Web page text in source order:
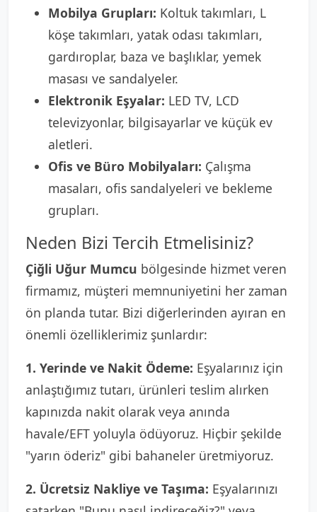
Mobilya Grupları: Koltuk takımları, L
köşe takımları, yatak odası takımları,
gardıroplar, baza ve başlıklar, yemek
masası ve sandalyeler.
Elektronik Eşyalar: LED TV, LCD
televizyonlar, bilgisayarlar ve küçük ev
aletleri.
Ofis ve Büro Mobilyaları: Çalışma
masaları, ofis sandalyeleri ve bekleme
grupları.
Neden Bizi Tercih Etmelisiniz?
Çiğli Uğur Mumcu bölgesinde hizmet veren
firmamız, müşteri memnuniyetini her zaman
ön planda tutar. Bizi diğerlerinden ayıran en
önemli özelliklerimiz şunlardır:
1. Yerinde ve Nakit Ödeme: Eşyalarınız için
anlaştığımız tutarı, ürünleri teslim alırken
kapınızda nakit olarak veya anında
havale/EFT yoluyla ödüyoruz. Hiçbir şekilde
"yarın öderiz" gibi bahaneler üretmiyoruz.
2. Ücretsiz Nakliye ve Taşıma: Eşyalarınızı